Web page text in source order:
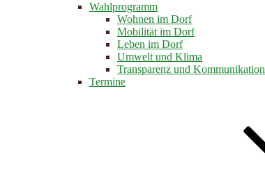
Wahlprogramm
Wohnen im Dorf
Mobilität im Dorf
Leben im Dorf
Umwelt und Klima
Transparenz und Kommunikation
Termine